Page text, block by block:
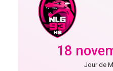
18
Jour de